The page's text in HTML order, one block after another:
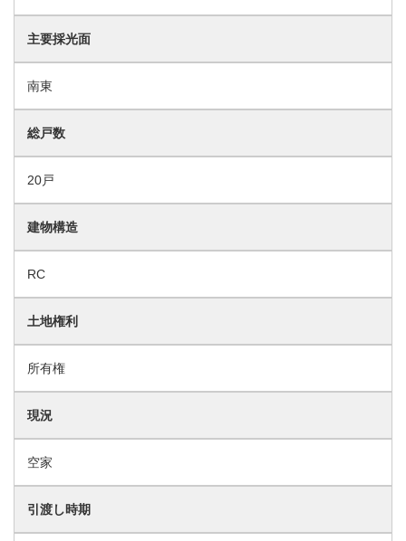
主要採光面
南東
総戸数
20戸
建物構造
RC
土地権利
所有権
現況
空家
引渡し時期